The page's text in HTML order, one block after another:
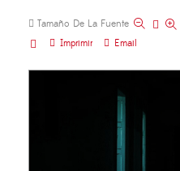
Tamaño De La Fuente
Imprimir
Email